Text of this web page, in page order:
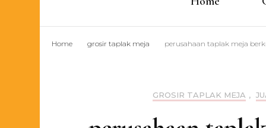
Home grosir taplak meja perusahaan taplak meja
GROSIR TAPLAK MEJA ,